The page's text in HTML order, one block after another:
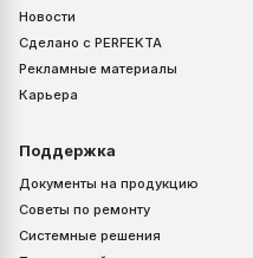
Новости
Сделано с PERFEKTA
Рекламные материалы
Карьера
Поддержка
Документы на продукцию
Советы по ремонту
Системные решения